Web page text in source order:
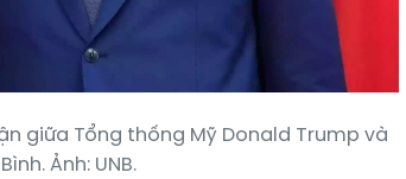
giữa Tổng thống Mỹ Donald Trump và
Ảnh: UNB.